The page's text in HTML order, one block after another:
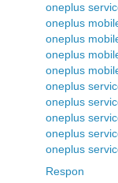
oneplus
oneplus
oneplus
oneplus
oneplus
oneplus
oneplus
oneplus
oneplus
oneplus
Respon